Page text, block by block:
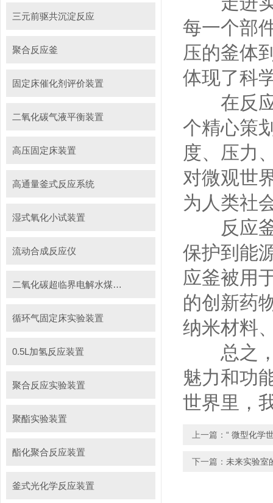
三元前驱共沉淀反应
聚合反应釜
固定床催化剂评价装置
二氧化碳气液平衡装置
高压固定床装置
高通量釜式反应系统
湿式氧化小试装置
流动合成反应仪
二氧化碳超临界电解水煤浆制甲烷装置
循环气固定床实验装置
0.5L加氢反应装置
聚合反应实验装置
聚酯实验装置
酯化聚合反应装置
釜式光化学反应装置
每一个部
压的釜体
体现了科
在反应
个精心策
度、压力
对微观世
为人类社
反应釜
保护到能
应釜被用
的创新药
纳米材料
总之，
魅力和功
世界里，
上一篇： “ 微型化学
下一篇： 未来实验室